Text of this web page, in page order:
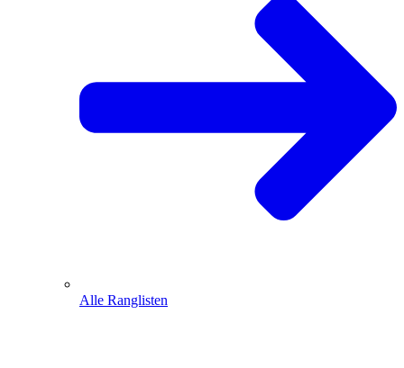
Alle Ranglisten